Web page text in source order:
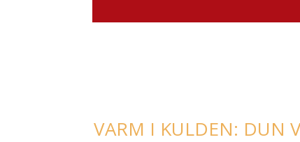
VARM I KULDEN: DUN